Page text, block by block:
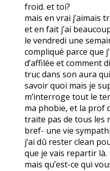
froid. et toi?
mais en vrai j’aimais
et en fait j’ai
le vendredi une
compliqué parce que
d’affilée et comment
truc dans son aura
savoir quoi mais je
m’interroge tout le
ma phobie, et la prof
traite pas de tous les
bref- une vie
j’ai dû rester clean
que je vais repartir là.
mais qu’est-ce qui